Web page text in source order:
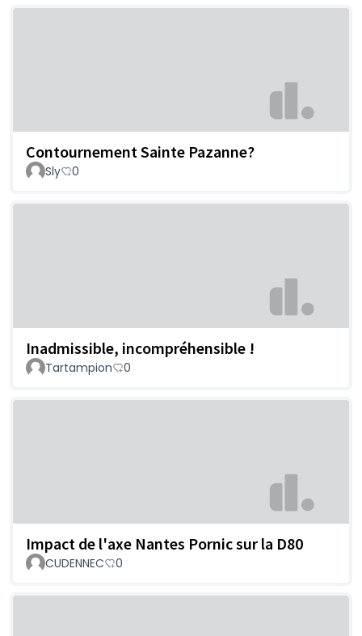
Contournement Sainte Pazanne?
Sly 0
Inadmissible, incompréhensible !
Tartampion 0
Impact de l'axe Nantes Pornic sur la D80
CUDENNEC 0